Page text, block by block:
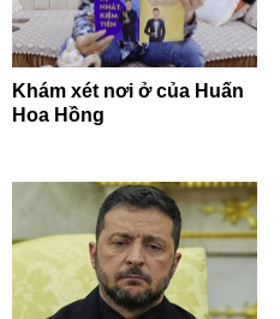
Khám xét nơi ở của Huấn
Hoa Hồng